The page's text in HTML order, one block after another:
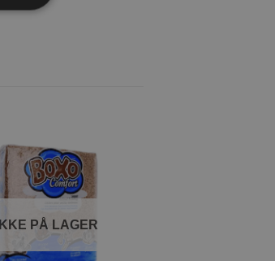
ønskeliste
IKKE PÅ LAGER